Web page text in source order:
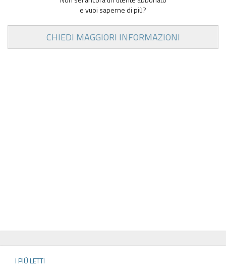
e vuoi saperne di più?
CHIEDI MAGGIORI INFORMAZIONI
I PIÙ LETTI